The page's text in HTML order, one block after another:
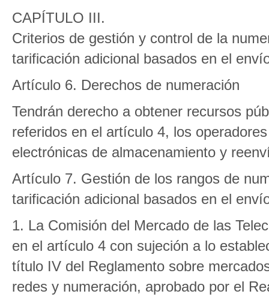
CAPÍTULO III.
Criterios de gestión y control de la
tarificación adicional basados en el
Artículo 6. Derechos de numeración
Tendrán derecho a obtener recursos
referidos en el artículo 4, los
electrónicas de almacenamiento y
Artículo 7. Gestión de los rangos de
tarificación adicional basados en el
1. La Comisión del Mercado de las
en el artículo 4 con sujeción a lo
título IV del Reglamento sobre
redes y numeración, aprobado por el